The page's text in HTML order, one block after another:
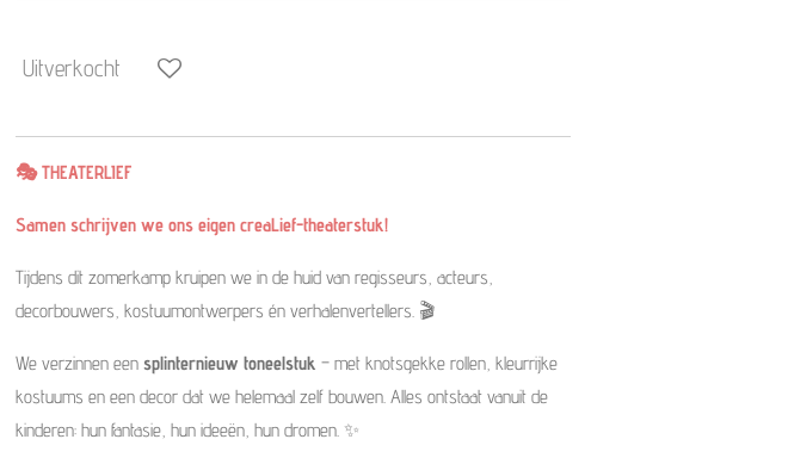
Uitverkocht
🎭 THEATERLIEF
Samen schrijven we ons eigen creaLief-theaterstuk!
Tijdens dit zomerkamp kruipen we in de huid van regisseurs, acteurs,
decorbouwers, kostuumontwerpers én verhalenvertellers. 🎬
We verzinnen een splinternieuw toneelstuk – met knotsgekke rollen, kleurrijke
kostuums en een decor dat we helemaal zelf bouwen. Alles ontstaat vanuit de
kinderen: hun fantasie, hun ideeën, hun dromen. ✨